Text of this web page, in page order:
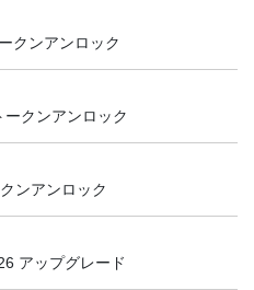
クンアンロック
クンアンロック
ンアンロック
アップグレード